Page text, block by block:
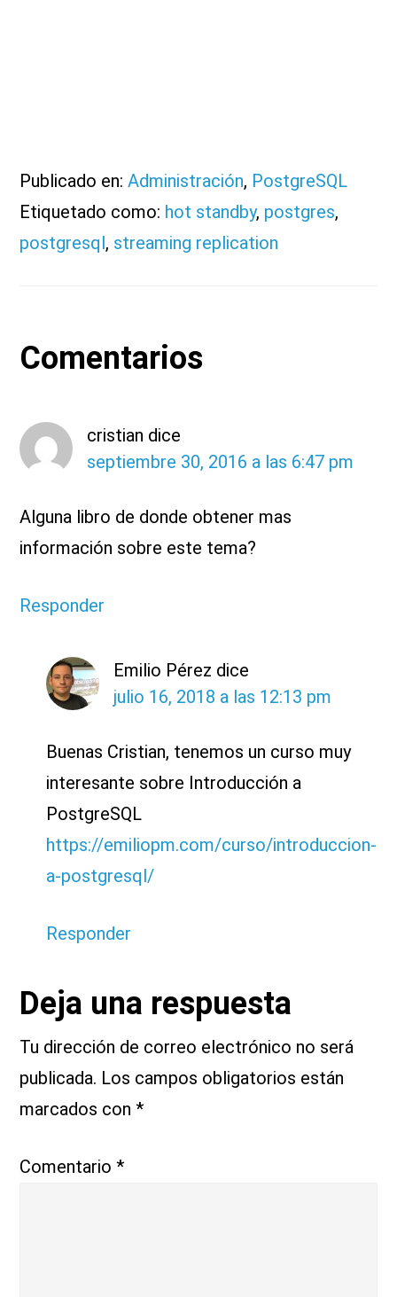
Publicado en:Administración, PostgreSQL
Etiquetado como: hot standby, postgres,
postgresql, streaming replication
Interacciones
los
Comentarios
cristian dice
septiembre 30, 2016 a las 6:47 pm
Alguna libro de donde obtener mas
información sobre este tema?
Responder
Emilio Pérez dice
julio 16, 2018 a las 12:13 pm
Buenas Cristian, tenemos un curso muy
interesante sobre Introducción a
PostgreSQL
https://emiliopm.com/curso/introduccion-
a-postgresql/
Responder
Deja una respuesta
Tu dirección de correo electrónico no será
publicada. Los campos obligatorios están
marcados con*
Comentario*